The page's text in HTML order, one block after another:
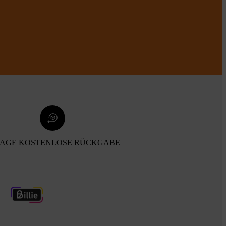
KOSTENLOSE RÜCKGABE